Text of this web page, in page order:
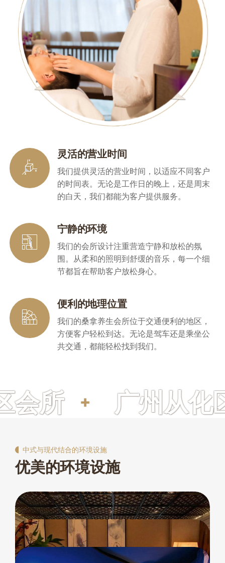
灵活的营业时间
我们提供灵活的营业时间，以适应不同客户
的时间表。无论是工作日的晚上，还是周末
的白天，我们都能为客户提供服务。
宁静的环境
我们的会所设计注重营造宁静和放松的氛
围。从柔和的照明到舒缓的音乐，每一个细
节都旨在帮助客户放松身心。
便利的地理位置
我们的桑拿养生会所位于交通便利的地区，
方便客户轻松到达。无论是驾车还是乘坐公
共交通，都能轻松找到我们。
从化区spa 广
中式与现代结合的环境设施
优美的环境设施